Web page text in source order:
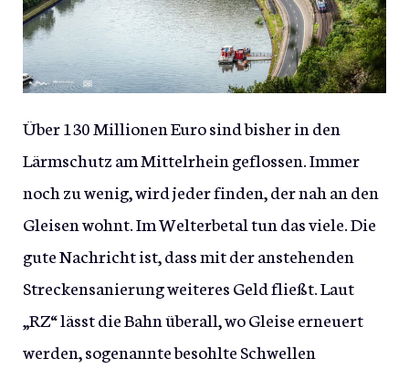
Über 130 Millionen Euro sind bisher in den
Lärmschutz am Mittelrhein geflossen. Immer
noch zu wenig, wird jeder finden, der nah an den
Gleisen wohnt. Im Welterbetal tun das viele. Die
gute Nachricht ist, dass mit der anstehenden
Streckensanierung weiteres Geld fließt. Laut
„RZ“ lässt die Bahn überall, wo Gleise erneuert
werden, sogenannte besohlte Schwellen